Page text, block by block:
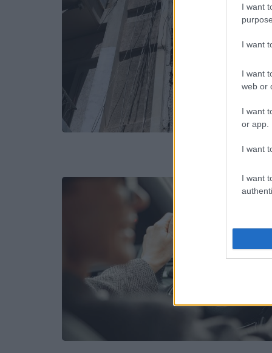
I want
I want
I want
web or
I want
or app.
I want
I want